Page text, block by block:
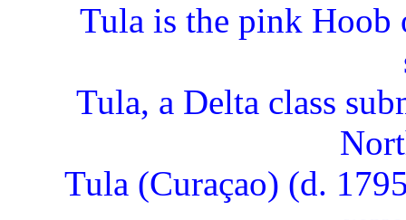
Tula is the pink Hoob
Tula, a Delta class
Tula (Curaçao) (d.